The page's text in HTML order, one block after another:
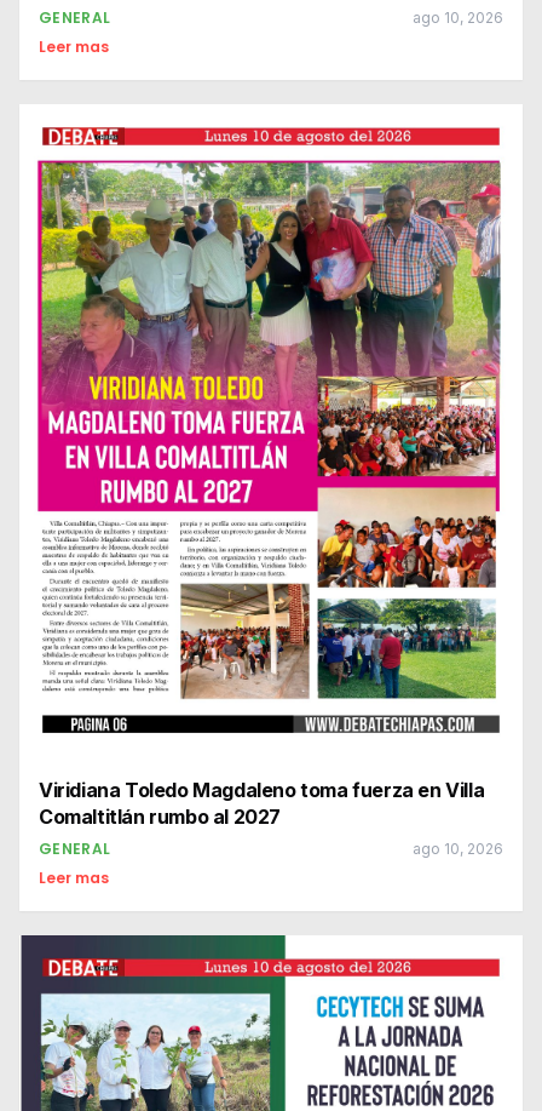
GENERAL ago 10, 2026
Leer mas
Viridiana Toledo Magdaleno toma fuerza en Villa
Comaltitlán rumbo al 2027
GENERAL ago 10, 2026
Leer mas